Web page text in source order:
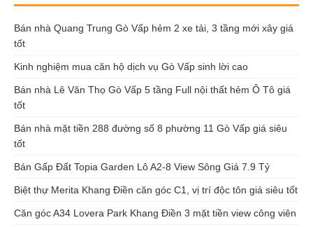
Bán nhà Quang Trung Gò Vấp hẻm 2 xe tải, 3 tầng mới xây giá
tốt
Kinh nghiệm mua căn hộ dịch vụ Gò Vấp sinh lời cao
Bán nhà Lê Văn Thọ Gò Vấp 5 tầng Full nội thất hẻm Ô Tô giá
tốt
Bán nhà mặt tiền 288 đường số 8 phường 11 Gò Vấp giá siêu
tốt
Bán Gấp Đất Topia Garden Lô A2-8 View Sông Giá 7.9 Tỷ
Biệt thự Merita Khang Điền căn góc C1, vị trí độc tôn giá siêu tốt
Căn góc A34 Lovera Park Khang Điền 3 mặt tiền view công viên